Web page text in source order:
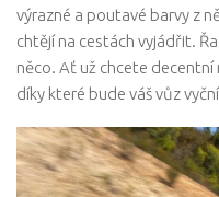
výrazné a poutavé barvy z
chtějí na cestách vyjádřit.
něco. Ať už chcete decentní
díky které bude váš vůz